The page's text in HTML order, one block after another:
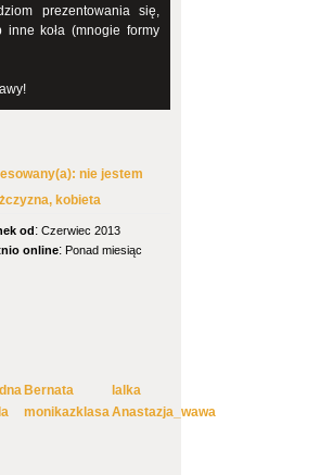
prezentowania się,
koła (mnogie formy
nie jestem
kobieta
od: Czerwiec 2013
online: Ponad miesiąc
Bernata
lalka
monikazklasaAnastazja_wawa